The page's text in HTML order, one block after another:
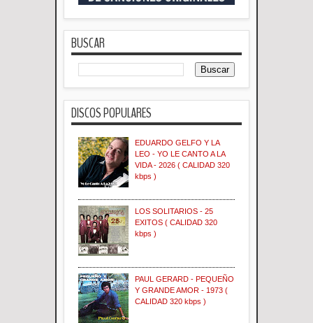
BUSCAR
DISCOS POPULARES
EDUARDO GELFO Y LA
LEO - YO LE CANTO A LA
VIDA - 2026 ( CALIDAD 320
kbps )
LOS SOLITARIOS - 25
EXITOS ( CALIDAD 320
kbps )
PAUL GERARD - PEQUEÑO
Y GRANDE AMOR - 1973 (
CALIDAD 320 kbps )